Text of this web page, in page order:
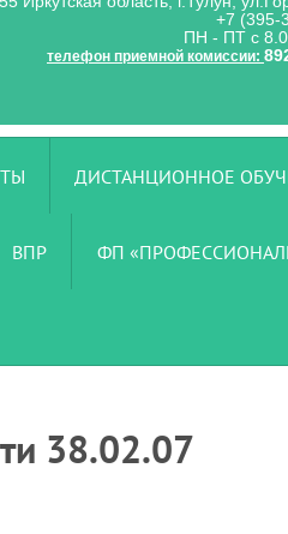
+7 (395-
ПН - ПТ с
телефон приемной комиссии:
ДИСТАНЦИОННОЕ
ВПР ФП
38.02.07